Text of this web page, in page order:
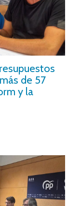
de 57
y la